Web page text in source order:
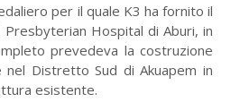
per il quale K3 ha fornito il
Hospital di Aburi, in
prevedeva la costruzione
nel Distretto Sud di Akuapem in
esistente.